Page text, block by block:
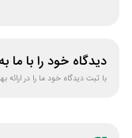
دیدگاه خود را با ما
با ثبت دیدگاه خود ما را در ارائه